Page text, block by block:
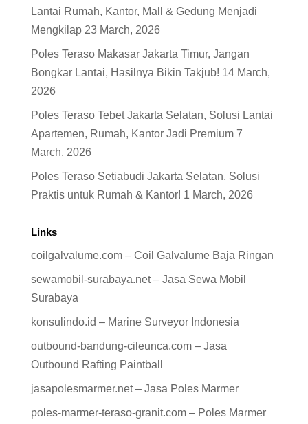
Lantai Rumah, Kantor, Mall & Gedung Menjadi
Mengkilap 23 March, 2026
Poles Teraso Makasar Jakarta Timur, Jangan
Bongkar Lantai, Hasilnya Bikin Takjub! 14 March,
2026
Poles Teraso Tebet Jakarta Selatan, Solusi Lantai
Apartemen, Rumah, Kantor Jadi Premium 7
March, 2026
Poles Teraso Setiabudi Jakarta Selatan, Solusi
Praktis untuk Rumah & Kantor! 1 March, 2026
Links
coilgalvalume.com – Coil Galvalume Baja Ringan
sewamobil-surabaya.net – Jasa Sewa Mobil
Surabaya
konsulindo.id – Marine Surveyor Indonesia
outbound-bandung-cileunca.com – Jasa
Outbound Rafting Paintball
jasapolesmarmer.net – Jasa Poles Marmer
poles-marmer-teraso-granit.com – Poles Marmer